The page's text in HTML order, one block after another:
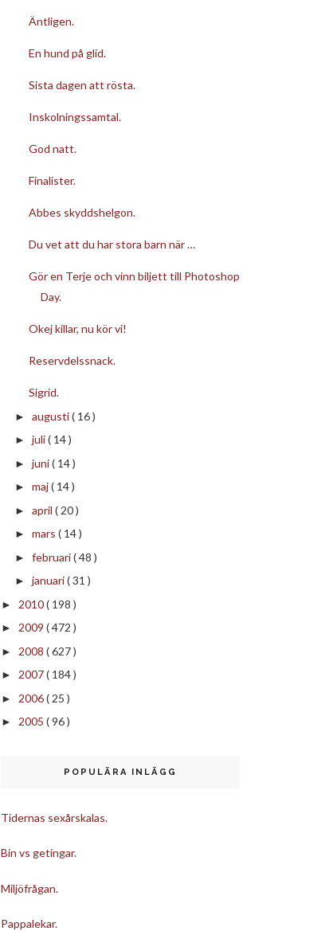
Äntligen.
En hund på glid.
Sista dagen att rösta.
Inskolningssamtal.
God natt.
Finalister.
Abbes skyddshelgon.
Du vet att du har stora barn när …
Gör en Terje och vinn biljett till Photoshop
Day.
Okej killar, nu kör vi!
Reservdelssnack.
Sigrid.
► augusti( 16 )
► juli( 14 )
► juni( 14 )
► maj( 14 )
► april ( 20 )
► mars ( 14 )
► februari( 48 )
► januari( 31 )
► 2010( 198 )
► 2009 ( 472 )
► 2008 ( 627 )
► 2007( 184 )
► 2006( 25 )
► 2005 ( 96 )
POPULÄRA INLÄGG
Tidernas sexårskalas.
Bin vs getingar.
Miljöfrågan.
Pappalekar.